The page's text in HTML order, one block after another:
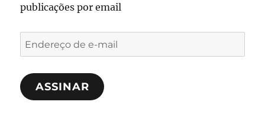
publicações por email
Endereço
de
e-
mailASSINAR